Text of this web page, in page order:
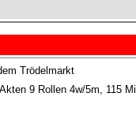
Trödelmarkt
9 Rollen 4w/5m, 115